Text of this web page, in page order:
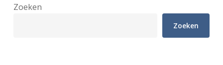
Zoeken
Zoeken